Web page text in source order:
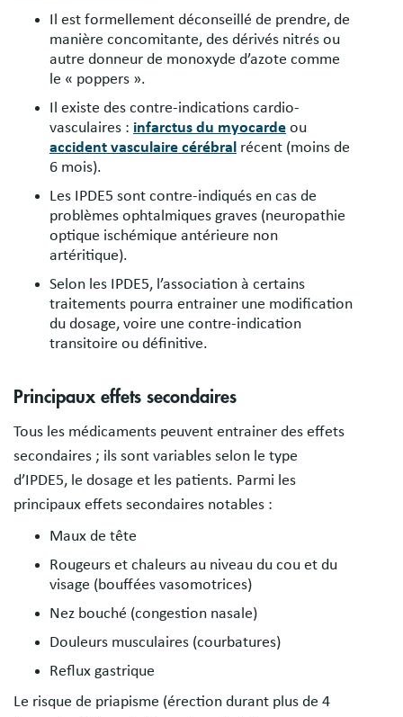
Il est formellement déconseillé de prendre, de
manière concomitante, des dérivés nitrés ou
autre donneur de monoxyde d’azote comme
le « poppers ».
Il existe des contre-indications cardio-
vasculaires : infarctus du myocarde ou
accident vasculaire cérébral récent (moins de
6 mois).
Les IPDE5 sont contre-indiqués en cas de
problèmes ophtalmiques graves (neuropathie
optique ischémique antérieure non
artéritique).
Selon les IPDE5, l’association à certains
traitements pourra entrainer une modification
du dosage, voire une contre-indication
transitoire ou définitive.
Principaux effets secondaires
Tous les médicaments peuvent entrainer des effets
secondaires ; ils sont variables selon le type
d’IPDE5, le dosage et les patients. Parmi les
principaux effets secondaires notables :
Maux de tête
Rougeurs et chaleurs au niveau du cou et du
visage (bouffées vasomotrices)
Nez bouché (congestion nasale)
Douleurs musculaires (courbatures)
Reflux gastrique
Le risque de priapisme (érection durant plus de 4